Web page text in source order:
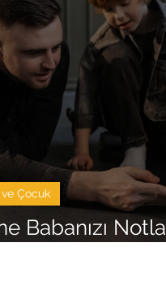
Babanızı Notla
Çocuk